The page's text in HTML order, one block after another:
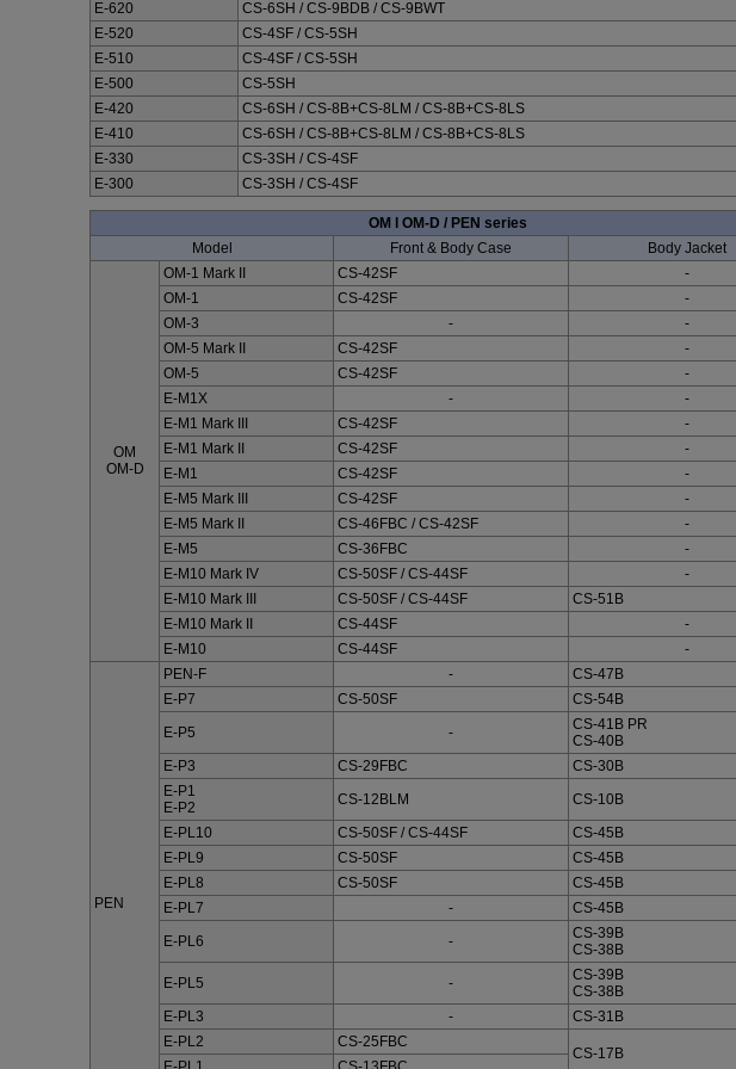
E-620
CS-6SH / CS-9BDB / CS-9BWT
E-520
CS-4SF / CS-5SH
E-510
CS-4SF / CS-5SH
E-500
CS-5SH
E-420
CS-6SH / CS-8B+CS-8LM / CS-8B+CS-8LS
E-410
CS-6SH / CS-8B+CS-8LM / CS-8B+CS-8LS
E-330
CS-3SH / CS-4SF
E-300
CS-3SH / CS-4SF
OM l OM-D / PEN series
Model
Front & Body Case Body Jacket
OM
OM-D
OM-1 Mark II CS-42SF
-
OM-1
CS-42SF
-
OM-3
-
-
OM-5 Mark II
CS-42SF
-
OM-5
CS-42SF
-
E-M1X
-
-
E-M1 Mark III
CS-42SF
-
E-M1 Mark II
CS-42SF
-
E-M1
CS-42SF
-
E-M5 Mark III
CS-42SF
-
E-M5 Mark II
CS-46FBC / CS-42SF
-
E-M5
CS-36FBC
-
E-M10 Mark IV
CS-50SF / CS-44SF
-
E-M10 Mark III
CS-50SF / CS-44SF
CS-51B
E-M10 Mark II
CS-44SF
-
E-M10
CS-44SF -
PEN
PEN-F -
CS-47B
E-P7
CS-50SF
CS-54B
E-P5
-
CS-41B PR
CS-40B
E-P3
CS-29FBC
CS-30B
E-P1
E-P2
CS-12BLM
CS-10B
E-PL10
CS-50SF / CS-44SF
CS-45B
E-PL9
CS-50SF
CS-45B
E-PL8
CS-50SF
CS-45B
E-PL7
-
CS-45B
E-PL6
-
CS-39B
CS-38B
E-PL5
-
CS-39B
CS-38B
E-PL3
-
CS-31B
E-PL2
CS-25FBC
CS-17B